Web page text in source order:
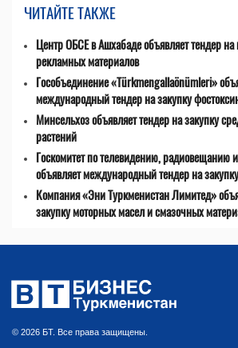
ЧИТАЙТЕ ТАКЖЕ
Центр ОБСЕ в Ашхабаде объявляет тендер на
рекламных материалов
Гособъединение «Türkmengallaönümleri»
международный тендер на закупку
Минсельхоз объявляет тендер на закупку
растений
Госкомитет по телевидению, радиовещанию
объявляет международный тендер на
Компания «Эни Туркменистан Лимитед»
закупку моторных масел и смазочных
© 2026 БТ. Все права защищены.